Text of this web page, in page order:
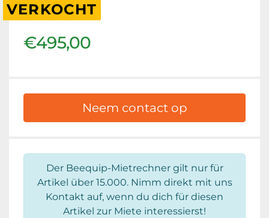
VERKOCHT
€495,00
Neem contact op
Der Beequip-Mietrechner gilt nur für
Artikel über 15.000. Nimm direkt mit uns
Kontakt auf, wenn du dich für diesen
Artikel zur Miete interessierst!